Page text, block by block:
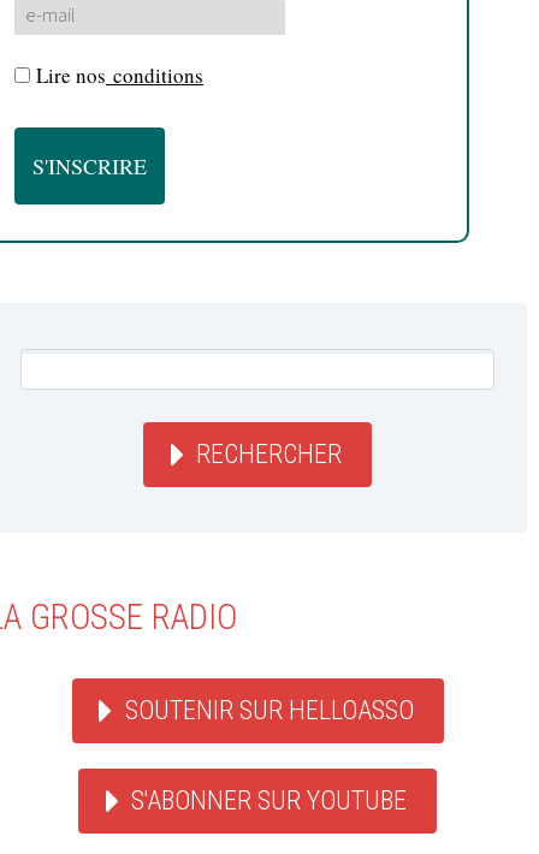
Lire nos conditions
RECHERCHER
GROSSE RADIO
SOUTENIR SUR HELLOASSO
S'ABONNER SUR YOUTUBE